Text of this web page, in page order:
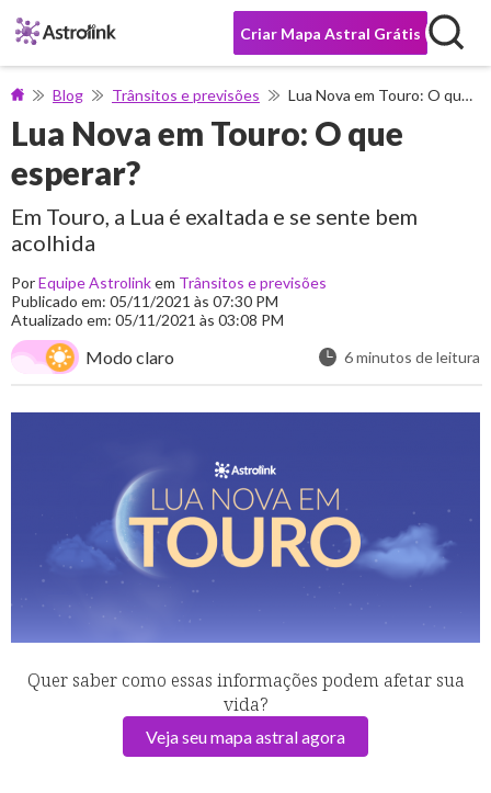
Criar Mapa Astral Grátis
Blog Trânsitos e previsões Lua Nova em Touro: O que esperar?
Lua Nova em Touro: O que
esperar?
Em Touro, a Lua é exaltada e se sente bem
acolhida
PorEquipe Astrolinkem Trânsitos e previsões
Publicado em: 05/11/2021 às 07:30 PM
Atualizado em: 05/11/2021 às 03:08 PM
Modo claro 6 minutos de leitura
Quer saber como essas informações podem afetar sua
vida?
Veja seu mapa astral agora